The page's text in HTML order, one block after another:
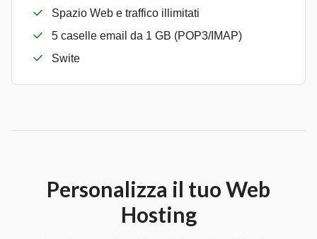
Spazio Web e traffico illimitati
5 caselle email da 1 GB (POP3/IMAP)
Swite
Personalizza il tuo Web
Hosting